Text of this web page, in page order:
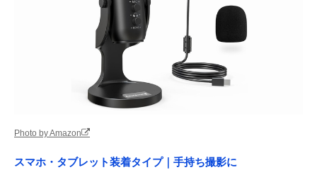
Photo by Amazon
スマホ・タブレット装着タイプ｜手持ち撮影に